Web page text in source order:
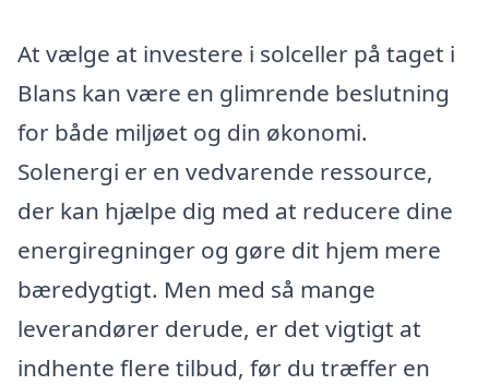
At vælge at investere i solceller på taget i
Blans kan være en glimrende beslutning
for både miljøet og din økonomi.
Solenergi er en vedvarende ressource,
der kan hjælpe dig med at reducere dine
energiregninger og gøre dit hjem mere
bæredygtigt. Men med så mange
leverandører derude, er det vigtigt at
indhente flere tilbud, før du træffer en